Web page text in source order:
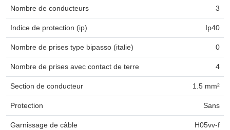
Nombre de conducteurs 3
Indice de protection (ip) Ip40
Nombre de prises type bipasso (italie) 0
Nombre de prises avec contact de terre 4
Section de conducteur 1.5 mm²
Protection Sans
Garnissage de câble H05vv-f